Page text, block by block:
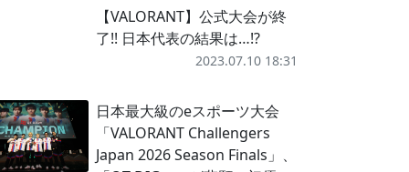
【VALORANT】公式大会が終
了!! 日本代表の結果は…!?
2023.07.10 18:31
日本最大級のeスポーツ大会
「VALORANT Challengers
Japan 2026 Season Finals」、